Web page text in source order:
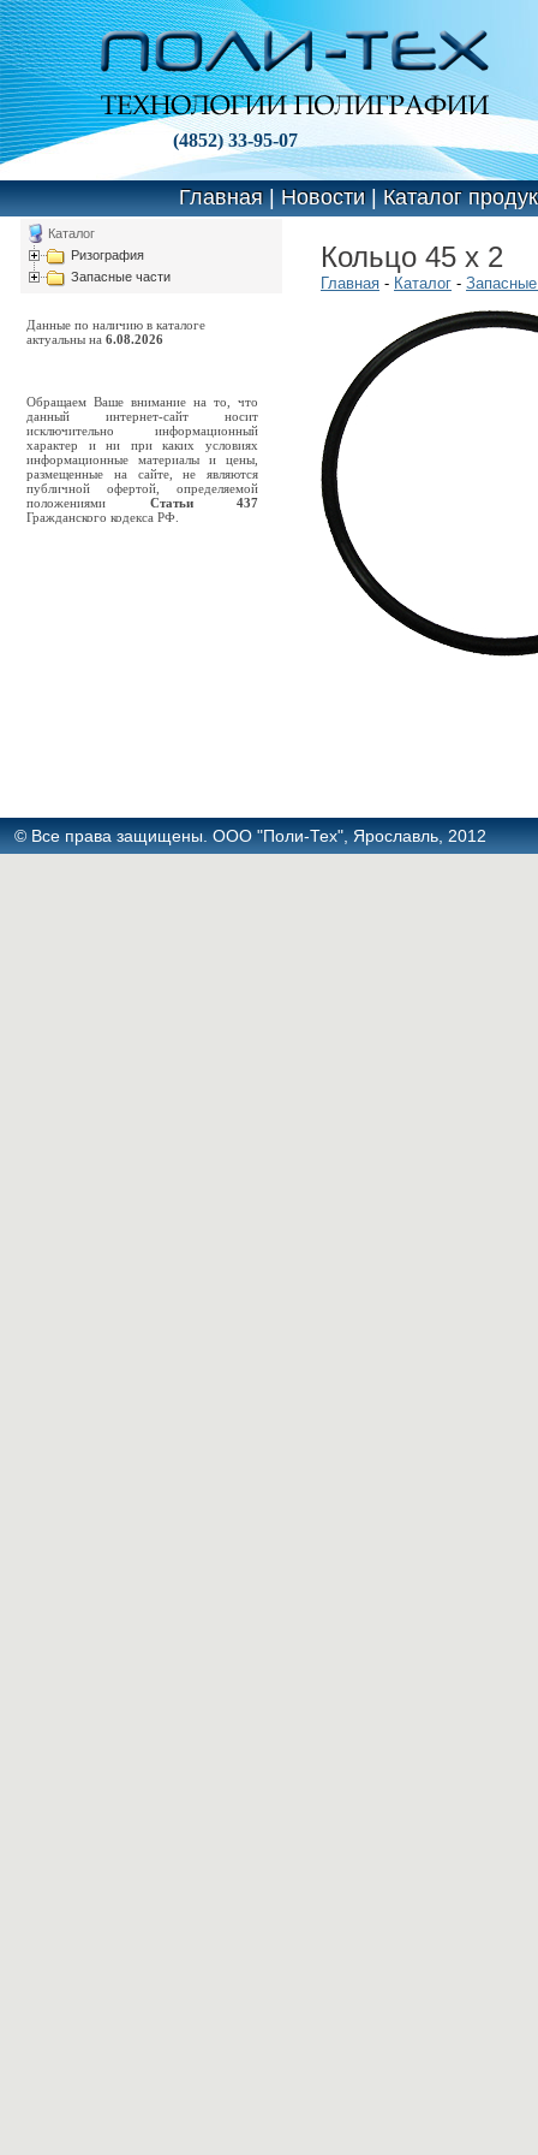
(4852) 33-95-07
Главная|Новости|Каталог
Каталог
Ризография
Запасные части
Данные по наличию в каталоге
актуальны на 6.08.2026
Обращаем Ваше внимание на то, что
данный интернет-сайт носит
исключительно информационный
характер и ни при каких условиях
информационные материалы и цены,
размещенные на сайте, не являются
публичной офертой, определяемой
положениями Статьи 437
Гражданского кодекса РФ.
Кольцо 45 x 2
Главная - Каталог -
© Все права защищены. ООО "Поли-Тех", Ярославль, 2012